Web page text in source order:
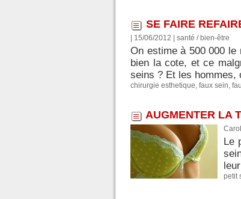
SE FAIRE
| 15/06/2012 santé / bien-être
On estime à 500 000 le
bien la cote, et ce
seins ? Et les hommes,
chirurgie esthetique, faux sein,
AUGMENTER LA
Le
petit